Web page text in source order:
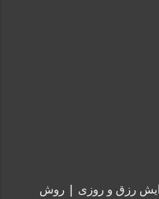
افزایش رزق و روزی | روش